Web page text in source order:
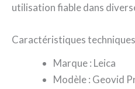
utilisation fiable dans
Caractéristiques techniques
Marque : Leica
Modèle : Geovid